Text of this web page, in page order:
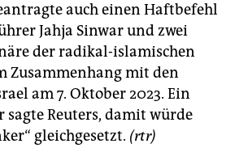
auch einen Haftbefehl
Jahja Sinwar und zwei
der radikal-islamischen
Zusammenhang mit den
am 7. Oktober 2023. Ein
sagte Reuters, damit würde
gleichgesetzt. (rtr)